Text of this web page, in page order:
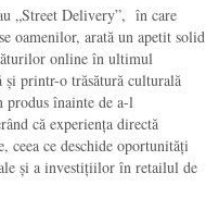
„Street Delivery”, în care
oamenilor, arată un apetit solid
online în ultimul
printr-o trăsătură culturală
produs înainte de a-l
că experiența directă
ceea ce deschide oportunități
și a investițiilor în retailul de